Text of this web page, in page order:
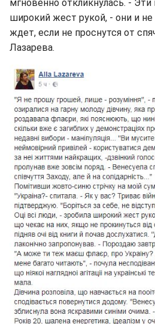
мгновенно откликнулась. -
широкий жест рукой, - они и
ждет, если не проснутся от
Лазарева.